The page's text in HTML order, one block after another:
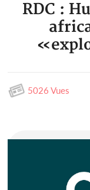
RDC :
5026 Vues